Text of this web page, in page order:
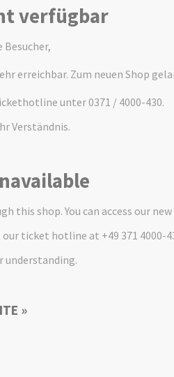
verfügbar
Besucher,
erreichbar. Zum neuen Shop
unter 0371 / 4000-430.
Verständnis.
this shop. You can access our
ticket hotline at +49 371 4000-
understanding.
»